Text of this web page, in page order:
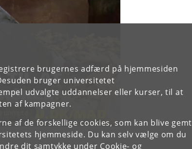
brugernes adfærd på hjemmesiden
bruger universitetet
udvalgte uddannelser eller kurser, til at
af kampagner.
af de forskellige cookies, som kan blive gemt
hjemmeside. Du kan selv vælge om du
dit samtykke under Cookie- og